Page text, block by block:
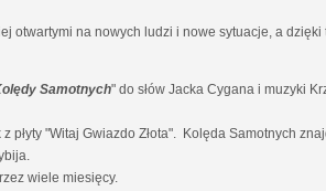
na nowych ludzi i nowe sytuacje, a
Samotnych" do słów Jacka Cygana i muzyki
"Witaj Gwiazdo Złota". Kolęda Samotnych
wiele miesięcy.